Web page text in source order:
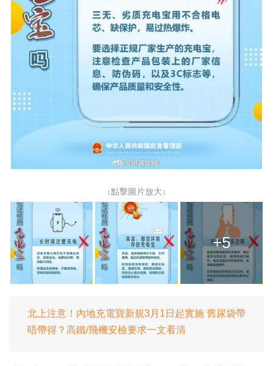
↓點擊圖片放大↓
+5
北上注意！內地充電寶新規3月1日起實施 舊尿袋帶
唔帶得？高鐵/飛機安檢要求一文看清